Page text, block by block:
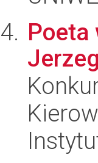
Poeta